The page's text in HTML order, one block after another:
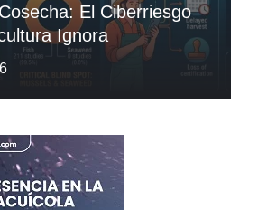
El Ciberriesgo
Ignora